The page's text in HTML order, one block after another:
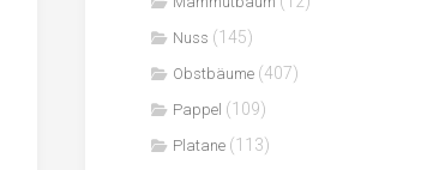
Nuss (145)
Obstbäume (407)
Pappel (109)
Platane (113)